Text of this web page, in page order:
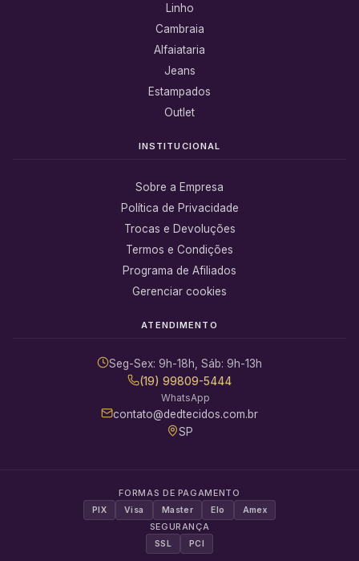
Linho
Cambraia
Alfaiataria
Jeans
Estampados
Outlet
INSTITUCIONAL
Sobre a Empresa
Política de Privacidade
Trocas e Devoluções
Termos e Condições
Programa de Afiliados
Gerenciar cookies
ATENDIMENTO
Seg-Sex: 9h-18h, Sáb: 9h-13h
(19) 99809-5444
WhatsApp
contato@dedtecidos.com.br
SP
FORMAS DE PAGAMENTO
PIX Visa Master Elo Amex
SEGURANÇA
SSL PCI